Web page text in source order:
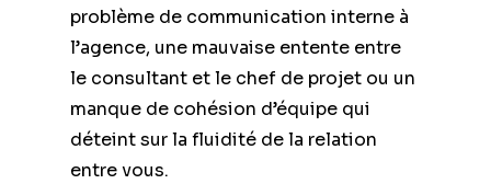
problème de communication interne à
l’agence, une mauvaise entente entre
le consultant et le chef de projet ou un
manque de cohésion d’équipe qui
déteint sur la fluidité de la relation
entre vous.